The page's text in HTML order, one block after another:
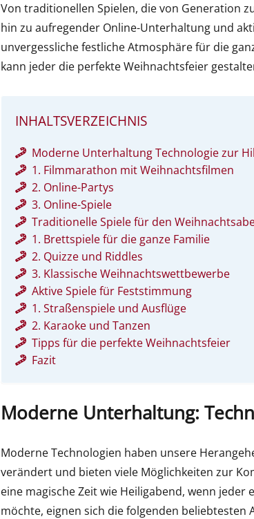
Von traditionellen Spielen, die von Generation
hin zu aufregender Online-Unterhaltung und
unvergessliche festliche Atmosphäre für die
kann jeder die perfekte Weihnachtsfeier
INHALTSVERZEICHNIS
Moderne Unterhaltung Technologie zur
1. Filmmarathon mit Weihnachtsfilmen
2. Online-Partys
3. Online-Spiele
Traditionelle Spiele für den
1. Brettspiele für die ganze Familie
2. Quizze und Riddles
3. Klassische Weihnachtswettbewerbe
Aktive Spiele für Feststimmung
1. Straßenspiele und Ausflüge
2. Karaoke und Tanzen
Tipps für die perfekte Weihnachtsfeier
Fazit
Moderne Unterhaltung:
Moderne Technologien haben unsere
verändert und bieten viele Möglichkeiten zur
eine magische Zeit wie Heiligabend, wenn
möchte, eignen sich die folgenden beliebtesten